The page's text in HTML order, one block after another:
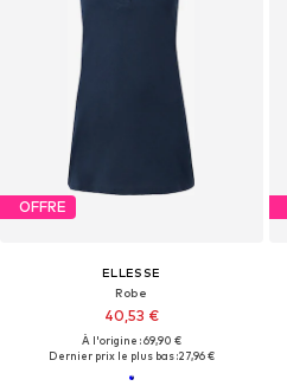
OFFRE
ELLESSE
Robe
40,53 €
À l'origine : 69,90 €
Dernier prix le plus bas :27,96 €